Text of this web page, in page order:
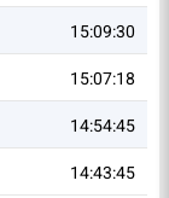
15:09:30
15:07:18
14:54:45
14:43:45